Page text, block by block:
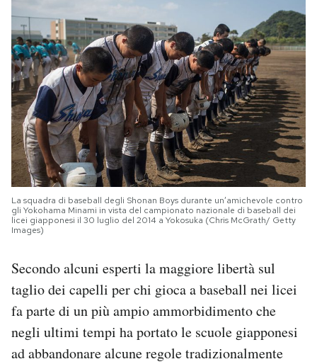
La squadra di baseball degli Shonan Boys durante un’amichevole contro
gli Yokohama Minami in vista del campionato nazionale di baseball dei
licei giapponesi il 30 luglio del 2014 a Yokosuka (Chris McGrath/ Getty
Images)
Secondo alcuni esperti la maggiore libertà sul
taglio dei capelli per chi gioca a baseball nei licei
fa parte di un più ampio ammorbidimento che
negli ultimi tempi ha portato le scuole giapponesi
ad abbandonare alcune regole tradizionalmente